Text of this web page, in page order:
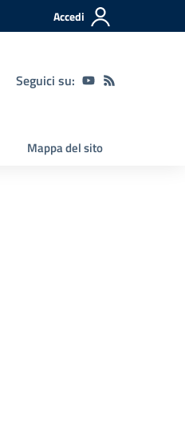
Accedi
Seguici su:
Mappa del sito